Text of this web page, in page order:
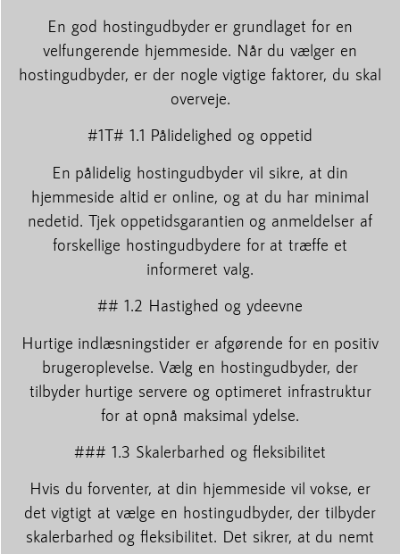
En god hostingudbyder er grundlaget for en
velfungerende hjemmeside. Når du vælger en
hostingudbyder, er der nogle vigtige faktorer, du skal
overveje.
#1T# 1.1 Pålidelighed og oppetid
En pålidelig hostingudbyder vil sikre, at din
hjemmeside altid er online, og at du har minimal
nedetid. Tjek oppetidsgarantien og anmeldelser af
forskellige hostingudbydere for at træffe et
informeret valg.
## 1.2 Hastighed og ydeevne
Hurtige indlæsningstider er afgørende for en positiv
brugeroplevelse. Vælg en hostingudbyder, der
tilbyder hurtige servere og optimeret infrastruktur
for at opnå maksimal ydelse.
### 1.3 Skalerbarhed og fleksibilitet
Hvis du forventer, at din hjemmeside vil vokse, er
det vigtigt at vælge en hostingudbyder, der tilbyder
skalerbarhed og fleksibilitet. Det sikrer, at du nemt